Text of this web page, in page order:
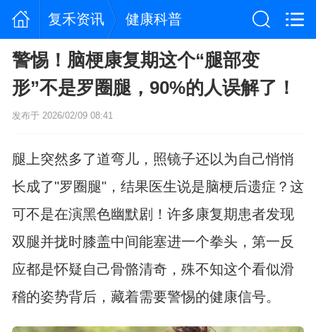
复禾资讯 健康科普
警惕！脑梗康复期这个“腿部变
形”不是罗圈腿，90%的人误解了！
发布于 2026/02/09 08:41
腿上突然多了道弯儿，照镜子还以为自己悄悄
长成了"罗圈腿"，结果医生说是脑梗后遗症？这
可不是在演黑色幽默剧！许多康复期患者发现
双腿并拢时膝盖中间能塞进一个拳头，第一反
应都是怀疑自己骨骼清奇，殊不知这个看似滑
稽的姿势背后，藏着需要警惕的健康信号。